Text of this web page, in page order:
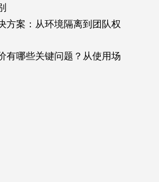
方案：从环境隔离到团队权
有哪些关键问题？从使用场